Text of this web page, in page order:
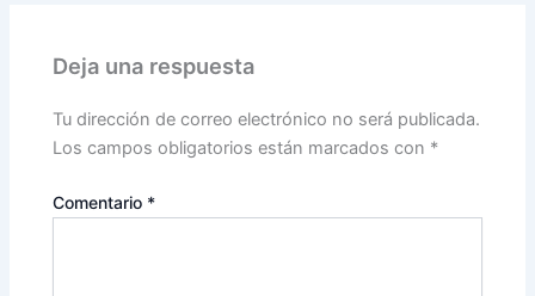
Deja una respuesta
Tu dirección de correo electrónico no será publicada.
Los campos obligatorios están marcados con *
Comentario *